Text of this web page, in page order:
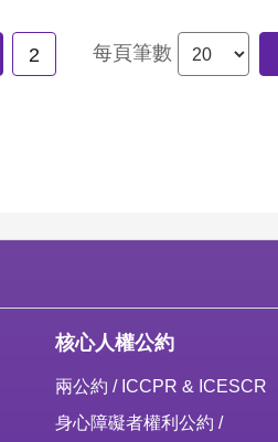
2 每頁筆數
核心人權公約
兩公約 / ICCPR & ICESCR
身心障礙者權利公約 /